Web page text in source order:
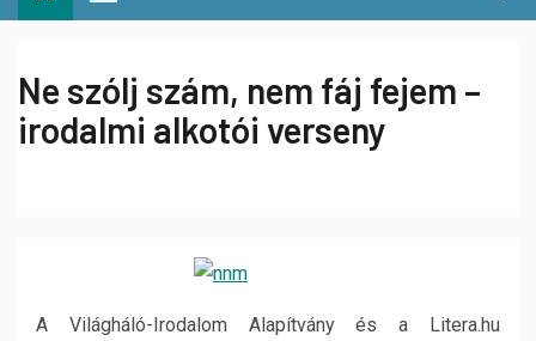
Ne szólj szám, nem fáj fejem –
irodalmi alkotói verseny
A Világháló-Irodalom Alapítvány és a Litera.hu